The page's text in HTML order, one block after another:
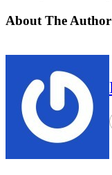
About The Author